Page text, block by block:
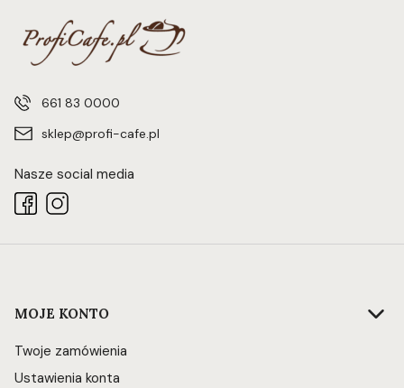
661 83 0000
sklep@profi-cafe.pl
Nasze social media
Linki w stopce
MOJE KONTO
Twoje zamówienia
Ustawienia konta